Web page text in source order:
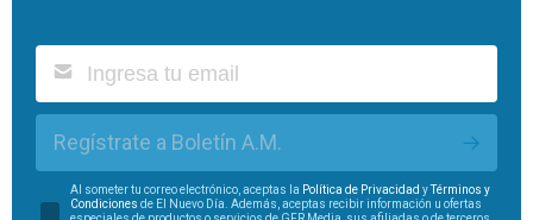
Regístrate a Boletín A.M.
Al someter tu correo electrónico, aceptas la Política de Privacidad yTérminos y
Condiciones de El Nuevo Día. Además, aceptas recibir información u ofertas